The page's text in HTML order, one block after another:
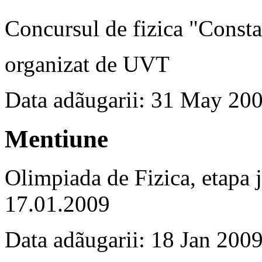
Concursul de fizica
organizat de UVT
Data adãugarii: 31 May
Mentiune
Olimpiada de Fizica, etapa
17.01.2009
Data adãugarii: 18 Jan